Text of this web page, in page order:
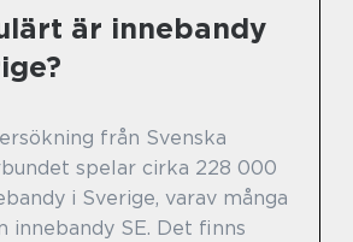
är innebandy
från Svenska
spelar cirka 228 000
i Sverige, varav många
innebandy SE. Det finns